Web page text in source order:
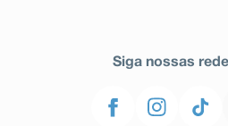
Siga nossas